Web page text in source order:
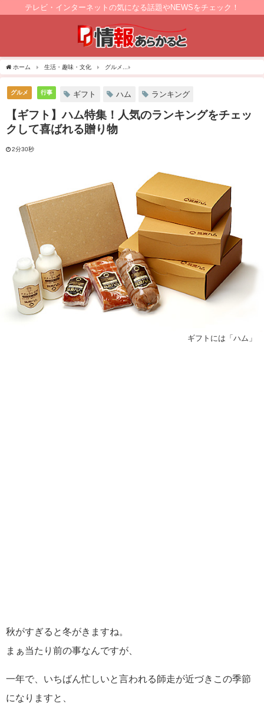
テレビ・インターネットの気になる話題やNEWSをチェック！
ホーム 生活・趣味・文化 グルメ
グルメ 行事 ギフト ハム ランキング
【ギフト】ハム特集！人気のランキングをチェッ
クして喜ばれる贈り物
2分30秒
ギフトには「ハム」
秋がすぎると冬がきますね。
まぁ当たり前の事なんですが、
一年で、いちばん忙しいと言われる師走が近づきこの季節
になりますと、